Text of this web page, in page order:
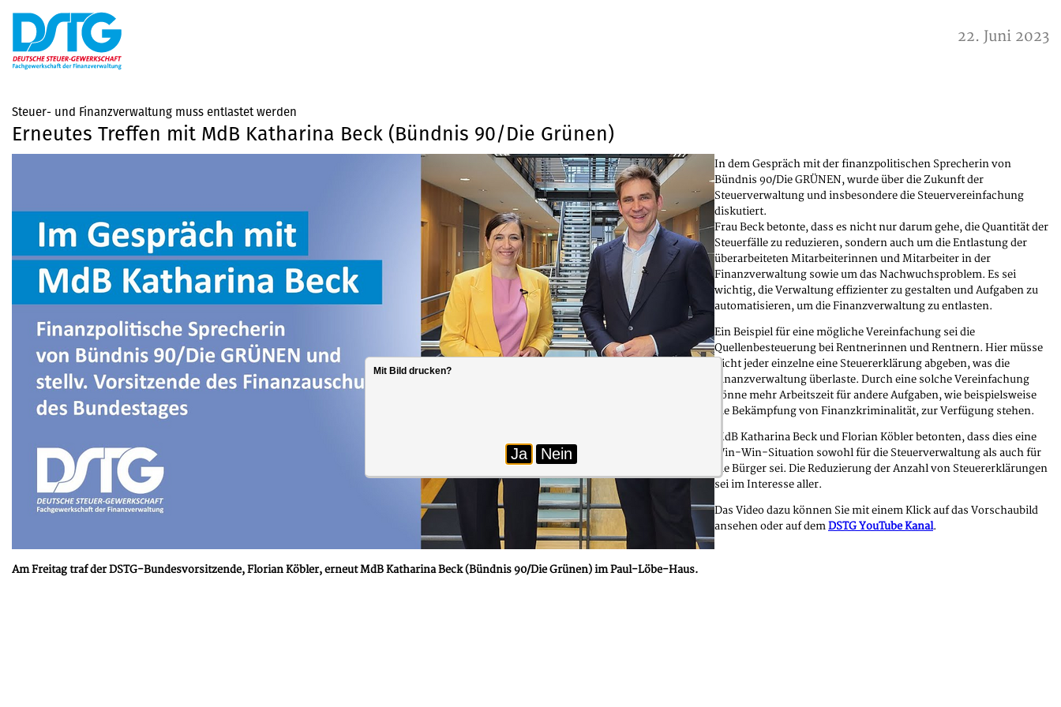
22. Juni 2023
Steuer- und Finanzverwaltung muss entlastet werden
Erneutes Treffen mit MdB Katharina Beck (Bündnis 90/Die Grünen)
Am Freitag traf der DSTG-Bundesvorsitzende, Florian Köbler, erneut MdB Katharina Beck (Bündnis 90/Die Grünen) im Paul-Löbe-Haus.
In dem Gespräch mit der finanzpolitischen Sprecherin von
Bündnis 90/Die GRÜNEN, wurde über die Zukunft der
Steuerverwaltung und insbesondere die Steuervereinfachung
diskutiert.
Frau Beck betonte, dass es nicht nur darum gehe, die Quantität der
Steuerfälle zu reduzieren, sondern auch um die Entlastung der
überarbeiteten Mitarbeiterinnen und Mitarbeiter in der
Finanzverwaltung sowie um das Nachwuchsproblem. Es sei
wichtig, die Verwaltung effizienter zu gestalten und Aufgaben zu
automatisieren, um die Finanzverwaltung zu entlasten.
Ein Beispiel für eine mögliche Vereinfachung sei die
Quellenbesteuerung bei Rentnerinnen und Rentnern. Hier müsse
nicht jeder einzelne eine Steuererklärung abgeben, was die
Finanzverwaltung überlaste. Durch eine solche Vereinfachung
könne mehr Arbeitszeit für andere Aufgaben, wie beispielsweise
die Bekämpfung von Finanzkriminalität, zur Verfügung stehen.
MdB Katharina Beck und Florian Köbler betonten, dass dies eine
Win-Win-Situation sowohl für die Steuerverwaltung als auch für
die Bürger sei. Die Reduzierung der Anzahl von Steuererklärungen
sei im Interesse aller.
Das Video dazu können Sie mit einem Klick auf das Vorschaubild
ansehen oder auf demDSTG YouTube Kanal.
Mit Bild drucken?
Ja Nein